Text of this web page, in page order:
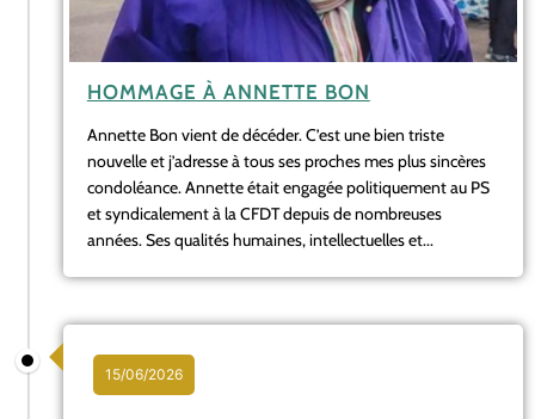
HOMMAGE À ANNETTE BON
Annette Bon vient de décéder. C’est une bien triste
nouvelle et j’adresse à tous ses proches mes plus sincères
condoléance. Annette était engagée politiquement au PS
et syndicalement à la CFDT depuis de nombreuses
années. Ses qualités humaines, intellectuelles et...
15/06/2026